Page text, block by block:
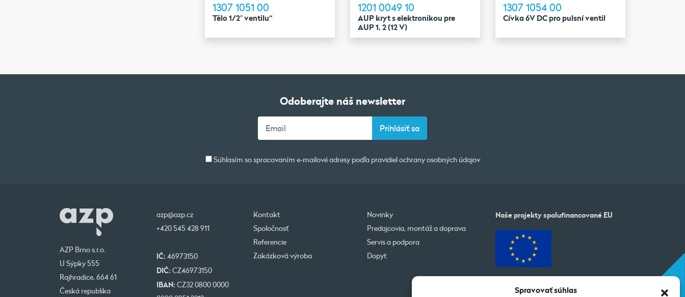
Spravovať súhlas
1307 1051 00
Tělo 1/2″ ventilu“
1201 0049 10
AUP kryt s elektronikou pre
AUP 1, 2 (12 V)
1307 1054 00
Cívka 6V DC pro pulsní ventil
Odoberajte náš newsletter
Súhlasím so spracovaním e-mailové adresy podľa pravidiel ochrany osobných údajov
AZP Brno s.r.o.
U Sýpky 555
Rajhradice, 664 61
Česká republika
azp@azp.cz
+420 545 428 911
IČ: 46973150
DIČ: CZ46973150
IBAN: CZ32 0800 0000
Kontakt
Novinky
Spoločnosť
Predajcovia, montáž a doprava
Referencie
Servis a podpora
Zakázková výroba
Dopyt
Naše projekty spolufinancované EU